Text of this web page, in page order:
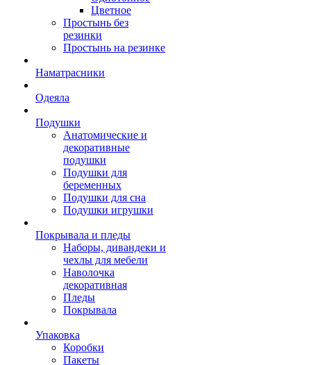
Цветное
Простынь без
резинки
Простынь на резинке
Наматрасники
Одеяла
Подушки
Анатомические и
декоративные
подушки
Подушки для
беременных
Подушки для сна
Подушки игрушки
Покрывала и пледы
Наборы, дивандеки и
чехлы для мебели
Наволочка
декоративная
Пледы
Покрывала
Упаковка
Коробки
Пакеты